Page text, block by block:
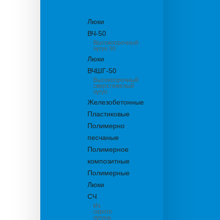
Люки
ВЧ-50
Высокопрочный
чугун 50
Люки
ВЧШГ-50
Высокопрочный
сверхтяжелый
чугун
Железобетонные
Пластиковые
Полимерно
песчаные
Полимерное
композитные
Полимерные
Люки
СЧ
Из
серого
чугуна